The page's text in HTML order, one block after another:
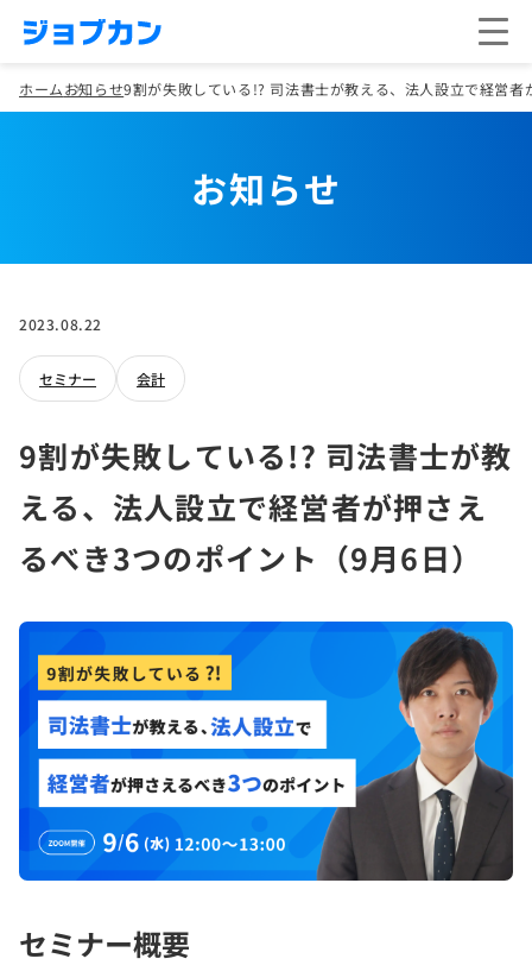
ホームお知らせ9割が失敗している!? 司法書士が教える、法人設立で経営
お知らせ
2023.08.22
セミナー 会計
9割が失敗している!? 司法書士が教
える、法人設立で経営者が押さえ
るべき3つのポイント（9月6日）
セミナー概要